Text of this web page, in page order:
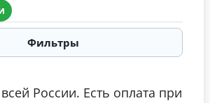
Фильтры
России. Есть оплата при